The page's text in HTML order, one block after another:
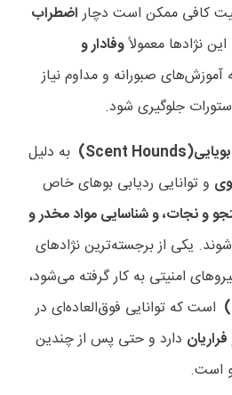
کافی ممکن است دچاراضطراب
نژادها معمولاًوفادار و
آموزش‌های صبورانه و مداوم نیاز
جلوگیری شود.
(Scent Hounds) به دلیل
و توانایی ردیابی بوهای خاص
و نجات، و شناسایی مواد مخدر و
یکی از برجسته‌ترین نژادهای
امنیتی به کار گرفته می‌شود،
است که توانایی فوق‌العاده‌ای در
دارد و حتی پس از چندین
است.